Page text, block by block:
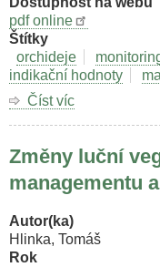
pdf online
Štítky
orchideje
indikační hodnoty
Číst víc
lesních
populací
střevíčníku
calceolus
Změny luční
managementu
Autor(ka)
Hlinka, Tomáš
Rok